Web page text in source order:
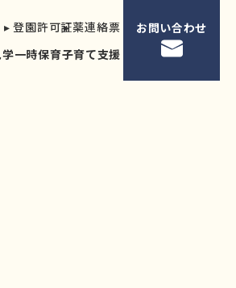
▸ 登園許可証▸ 薬連絡票
一時保育子育て支援
お問い合わせ